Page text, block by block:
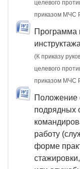
целевого
приказом МЧС
Программа
(К приказу
целевого
приказом МЧС
Положение
подрядных
работу
форме